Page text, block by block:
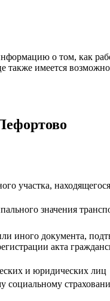
о том, как
также имеется
участка,
значения
иного документа,
акта
и юридических лиц
социальному